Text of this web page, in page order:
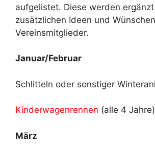
aufgelistet. Diese werden
zusätzlichen Ideen und
Vereinsmitglieder.
Januar/Februar
Schlitteln oder sonstiger
Kinderwagenrennen (alle 4 Jahre)
März